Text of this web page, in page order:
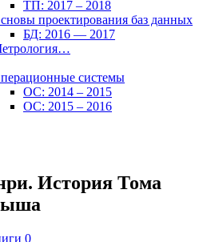
ТП: 2017 – 2018
проектирования баз данных
БД: 2016 — 2017
системы
ОС: 2014 – 2015
ОС: 2015 – 2016
История Тома
0